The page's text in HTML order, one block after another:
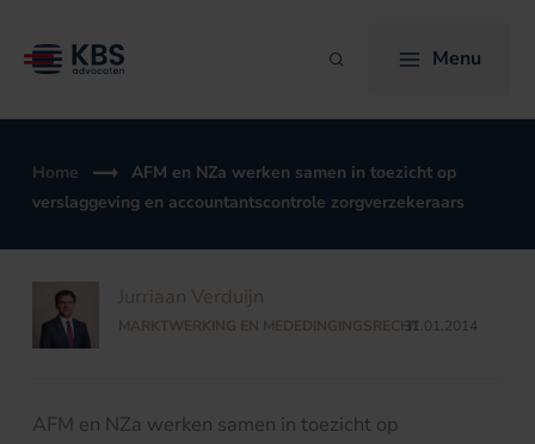
naar
Zoeken Menu
Home
AFM en NZa werken samen in toezicht op
verslaggeving en accountantscontrole zorgverzekeraars
Jurriaan Verduijn
MARKTWERKING EN MEDEDINGINGSRECHT
/
31.01.2014
AFM en NZa werken samen in toezicht op